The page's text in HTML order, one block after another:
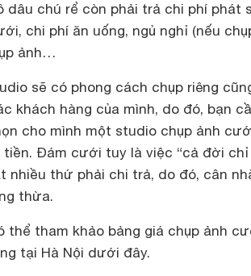
dâu chú rể còn phải trả chi phí phát
chi phí ăn uống, ngủ nghỉ (nếu
ảnh…
sẽ có phong cách chụp riêng
khách hàng của mình, do đó, bạn
cho mình một studio chụp ảnh
tiền. Đám cưới tuy là việc “cả đời
nhiều thứ phải chi trả, do đó, cân
thừa.
thể tham khảo bảng giá chụp ảnh
tại Hà Nội dưới đây.